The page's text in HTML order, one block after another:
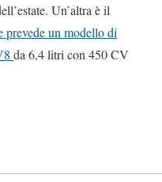
Un’altra è il
prevede un modello di
da 6,4 litri con 450 CV